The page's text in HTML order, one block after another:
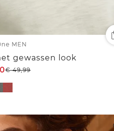
MEN
gewassen look
€49,99